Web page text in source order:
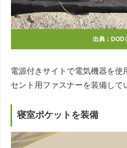
出典： DOD
電源付きサイトで電気機器を使
セント用ファスナーを装備して
寝室ポケットを装備